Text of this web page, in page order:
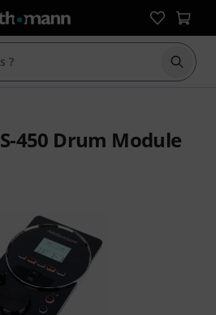
450 Drum Module
sur 5 d'après 22 évaluations clients